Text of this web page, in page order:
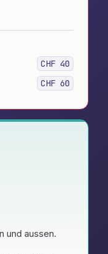
CHF 40
CHF 60
und aussen.